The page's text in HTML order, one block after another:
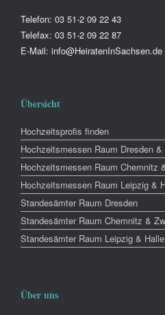
Telefon: 03 51-2 09 22 43
Telefax: 03 51-2 09 22 87
E-Mail: info@HeiratenInSachsen.de
Übersicht
Hochzeitsprofis finden
Hochzeitsmessen Raum Dresden &
Hochzeitsmessen Raum Chemnitz
Hochzeitsmessen Raum Leipzig &
Standesämter Raum Dresden
Standesämter Raum Chemnitz &
Standesämter Raum Leipzig & Halle
Über uns